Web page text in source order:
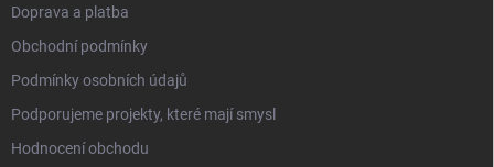
Doprava a platba
Obchodní podmínky
Podmínky osobních údajů
Podporujeme projekty, které mají smysl
Hodnocení obchodu